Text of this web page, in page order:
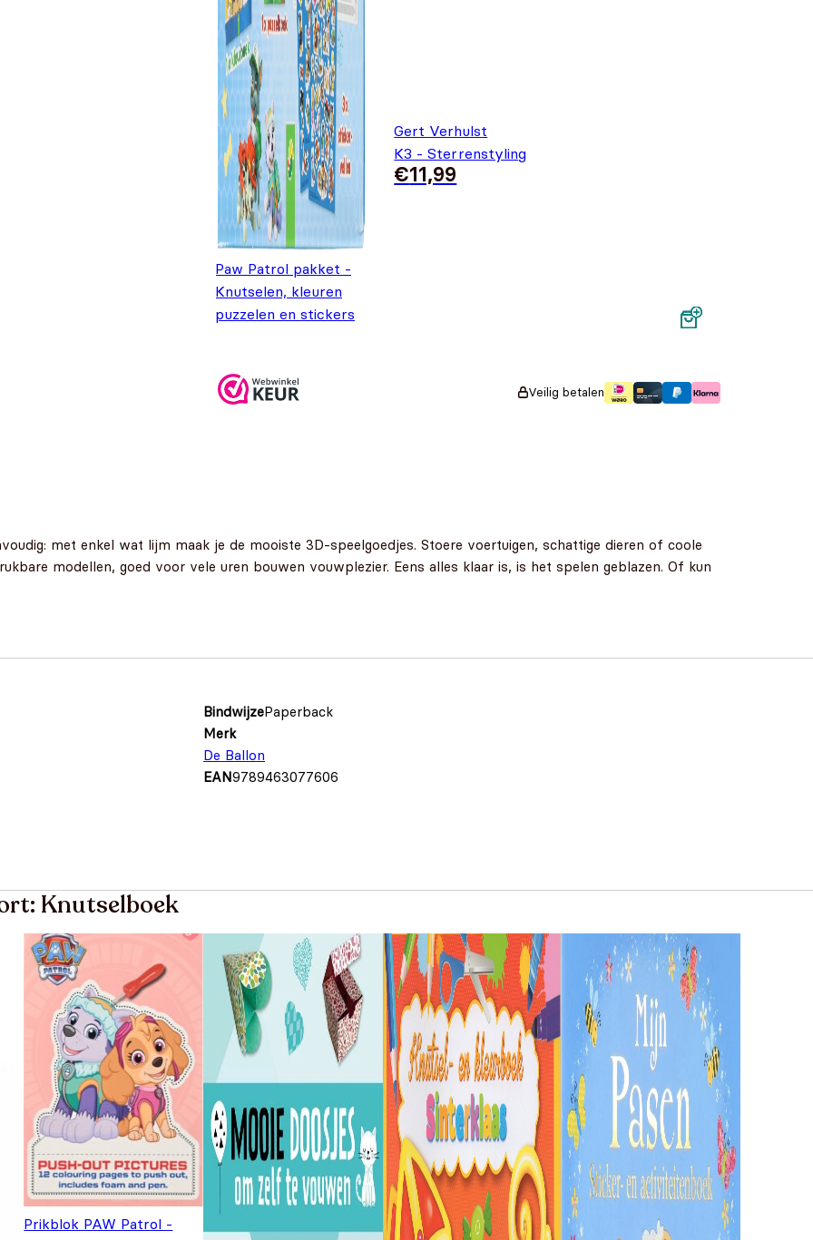
Paw Patrol pakket -
Knutselen, kleuren
puzzelen en stickers
Gert Verhulst
K3 - Sterrenstyling
€11,99
Veilig betalen
met enkel wat lijm maak je de mooiste 3D-speelgoedjes. Stoere voertuigen, schattige dieren of coole
modellen, goed voor vele uren bouwen vouwplezier. Eens alles klaar is, is het spelen geblazen. Of kun
BindwijzePaperback
Merk
De Ballon
EAN9789463077606
Knutselboek
Prikblok PAW Patrol -